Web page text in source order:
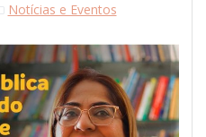
Notícias e Eventos